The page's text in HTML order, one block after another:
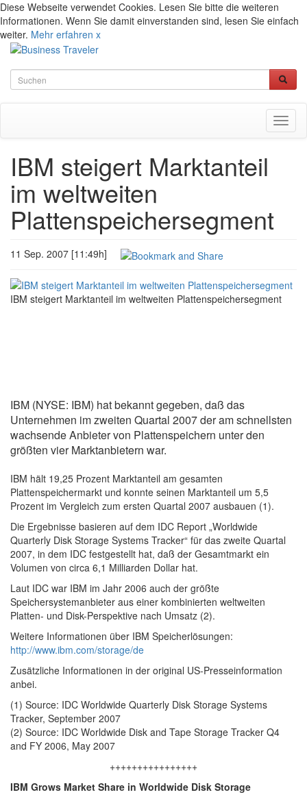
Diese Webseite verwendet Cookies. Lesen Sie bitte die weiteren
Informationen. Wenn Sie damit einverstanden sind, lesen Sie einfach
weiter. Mehr erfahren x
IBM steigert Marktanteil
im weltweiten
Plattenspeichersegment
11 Sep. 2007 [11:49h]
IBM steigert Marktanteil im weltweiten Plattenspeichersegment
IBM (NYSE: IBM) hat bekannt gegeben, daß das
Unternehmen im zweiten Quartal 2007 der am schnellsten
wachsende Anbieter von Plattenspeichern unter den
größten vier Marktanbietern war.
IBM hält 19,25 Prozent Marktanteil am gesamten
Plattenspeichermarkt und konnte seinen Marktanteil um 5,5
Prozent im Vergleich zum ersten Quartal 2007 ausbauen (1).
Die Ergebnisse basieren auf dem IDC Report „Worldwide
Quarterly Disk Storage Systems Tracker“ für das zweite Quartal
2007, in dem IDC festgestellt hat, daß der Gesamtmarkt ein
Volumen von circa 6,1 Milliarden Dollar hat.
Laut IDC war IBM im Jahr 2006 auch der größte
Speichersystemanbieter aus einer kombinierten weltweiten
Platten- und Disk-Perspektive nach Umsatz (2).
Weitere Informationen über IBM Speicherlösungen:
http://www.ibm.com/storage/de
Zusätzliche Informationen in der original US-Presseinformation
anbei.
(1) Source: IDC Worldwide Quarterly Disk Storage Systems
Tracker, September 2007
(2) Source: IDC Worldwide Disk and Tape Storage Tracker Q4
and FY 2006, May 2007
++++++++++++++++
IBM Grows Market Share in Worldwide Disk Storage